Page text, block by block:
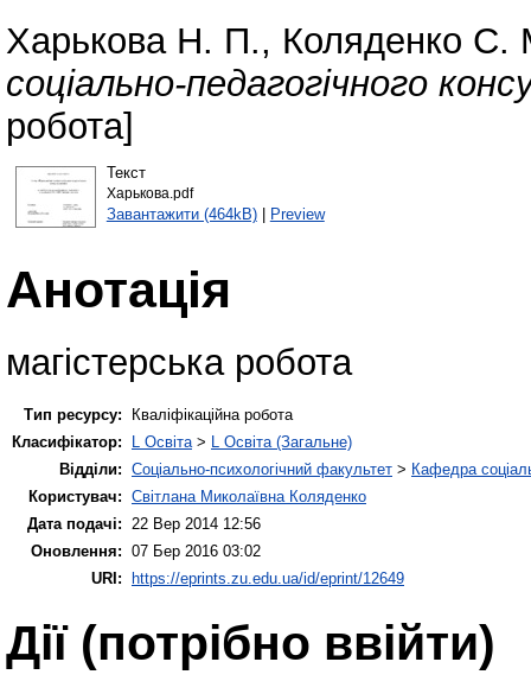
Харькова Н. П., Коляденко С.
соціально-педагогічного
робота]
Текст
Харькова.pdf
Завантажити (464kB)| Preview
Анотація
магістерська робота
Тип ресурсу:
Кваліфікаційна робота
Класифікатор:
L Освіта > L Освіта (Загальне)
Відділи: Соціально-психологічний факультет > Кафедра
Користувач: Світлана Миколаївна Коляденко
Дата подачі:
22 Вер 2014 12:56
Оновлення: 07 Бер 2016 03:02
URI: https://eprints.zu.edu.ua/id/eprint/12649
Дії ​​(потрібно ввійти)